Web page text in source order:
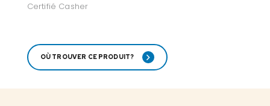
Certifié Casher
OÙ TROUVER CE PRODUIT?